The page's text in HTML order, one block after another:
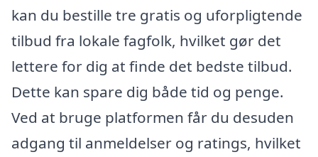
kan du bestille tre gratis og uforpligtende
tilbud fra lokale fagfolk, hvilket gør det
lettere for dig at finde det bedste tilbud.
Dette kan spare dig både tid og penge.
Ved at bruge platformen får du desuden
adgang til anmeldelser og ratings, hvilket